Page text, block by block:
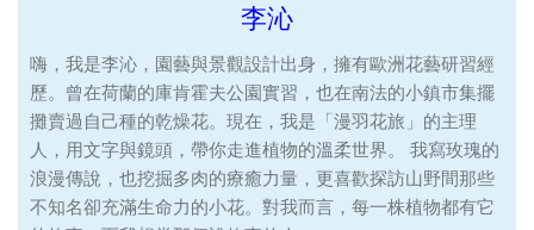
李沁
嗨，我是李沁，園藝與景觀設計出身，擁有歐洲花藝研習經
歷。曾在荷蘭的庫肯霍夫公園實習，也在南法的小鎮市集擺
攤賣過自己種的乾燥花。現在，我是「漫羽花旅」的主理
人，用文字與鏡頭，帶你走進植物的溫柔世界。 我寫玫瑰的
浪漫傳說，也挖掘多肉的療癒力量，更喜歡探訪山野間那些
不知名卻充滿生命力的小花。對我而言，每一株植物都有它